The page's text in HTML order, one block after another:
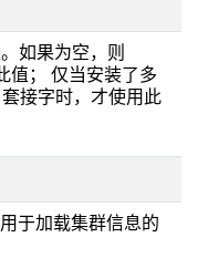
如果为空，则
值； 仅当安装了多
接字时，才使用此
于加载集群信息的